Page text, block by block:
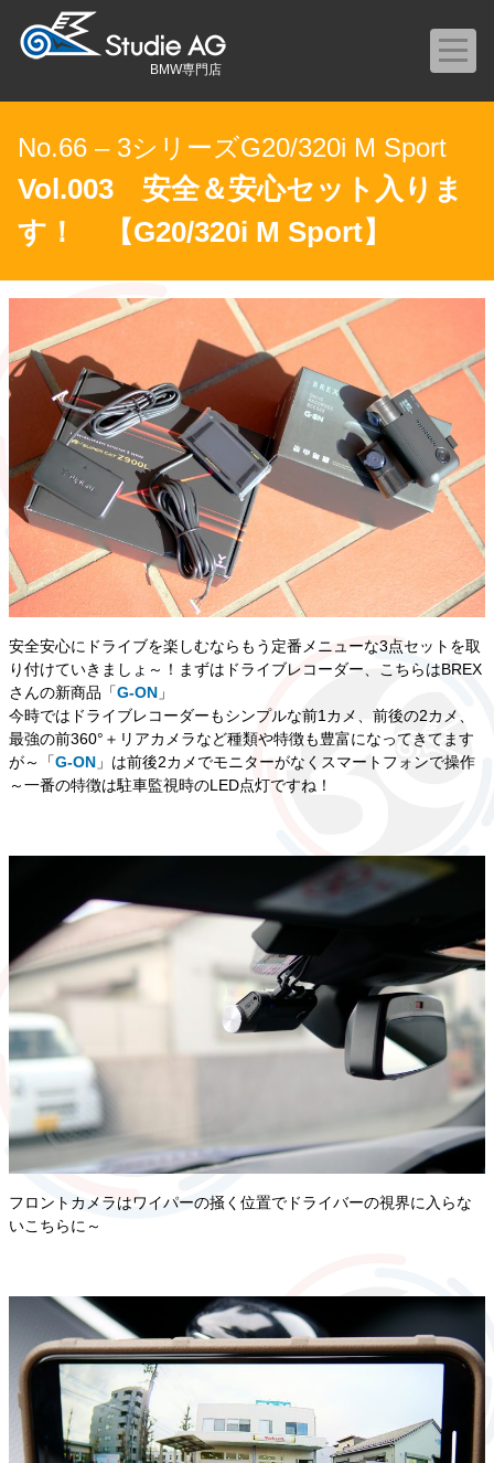
BMW専門店
No.66 – 3シリーズG20/320i M Sport
Vol.003 安全＆安心セット入りま
す！ 【G20/320i M Sport】
安全安心にドライブを楽しむならもう定番メニューな3点セットを取
り付けていきましょ～！まずはドライブレコーダー、こちらはBREX
さんの新商品「G-ON 」
今時ではドライブレコーダーもシンプルな前1カメ、前後の2カメ、
最強の前360°＋リアカメラなど種類や特徴も豊富になってきてます
が～「G-ON 」は前後2カメでモニターがなくスマートフォンで操作
～一番の特徴は駐車監視時のLED点灯ですね！
フロントカメラはワイパーの掻く位置でドライバーの視界に入らな
いこちらに～